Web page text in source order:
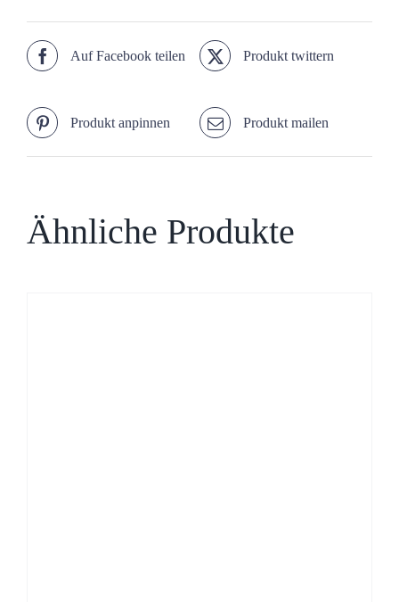
Auf Facebook teilen Produkt twittern
Produkt anpinnen Produkt mailen
Ähnliche Produkte